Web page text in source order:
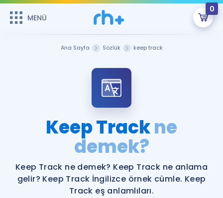
MENÜ
0
Şifremi Hatırlamıyorum
Sepetin Şu An Boş.
Remzi Hoca ile seni sınava hazırlayacak onlarca eğitim seni
bekliyor!
MENÜ
Katılımcı Görüşleri
Faydalı Araçlar
Ücretsiz Kaynaklar
İngilizce Gramer
Ana Sayfa Sözlük keep track
Keep Trackne
demek?
Keep Track ne demek? Keep Track ne anlama
gelir? Keep Track İngilizce örnek cümle. Keep
Track eş anlamlıları.